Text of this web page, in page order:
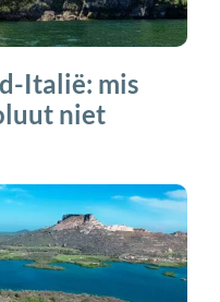
Italië: mis
niet